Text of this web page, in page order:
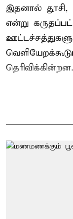
இதனால்
என்று
தெரிவிக்கின்றன.